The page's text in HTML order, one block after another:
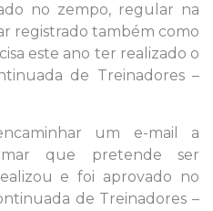
no zempo, regular na
registrado também como
este ano ter realizado o
de Treinadores –
um e-mail a
que pretende ser
e foi aprovado no
de Treinadores –